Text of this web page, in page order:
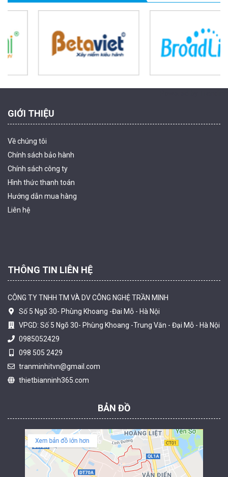
2.060.000 đ 1.469.000 đ
MUA NGAY
1.679.000 đ
Camera tích hợp đầu báo nhiệt 2MP Hikfire HF-VH 223
2.039.000 đ
GIỚI THIỆU
Về chúng tôi
Chính sách bảo hành
Chính sách công ty
Hình thức thanh toán
Hướng dẫn mua hàng
Liên hệ
THÔNG TIN LIÊN HỆ
CÔNG TY TNHH TM VÀ DV CÔNG NGHỆ TRẦN MINH
Số 5 Ngõ 30- Phùng Khoang -Đai Mỗ - Hà Nội
VPGD: Số 5 Ngõ 30- Phùng Khoang -Trung Văn - Đại Mỗ - Hà Nội
0985052429
098 505 2429
tranminhitvn@gmail.com
thietbianninh365.com
BẢN ĐỒ